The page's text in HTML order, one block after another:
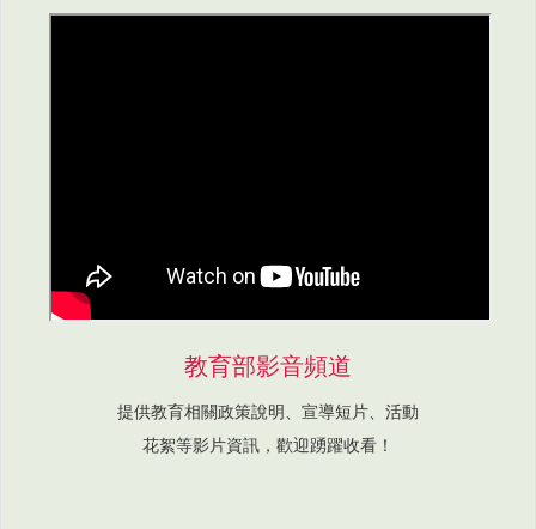
教育部影音頻道
提供教育相關政策說明、宣導短片、活動
花絮等影片資訊，歡迎踴躍收看！